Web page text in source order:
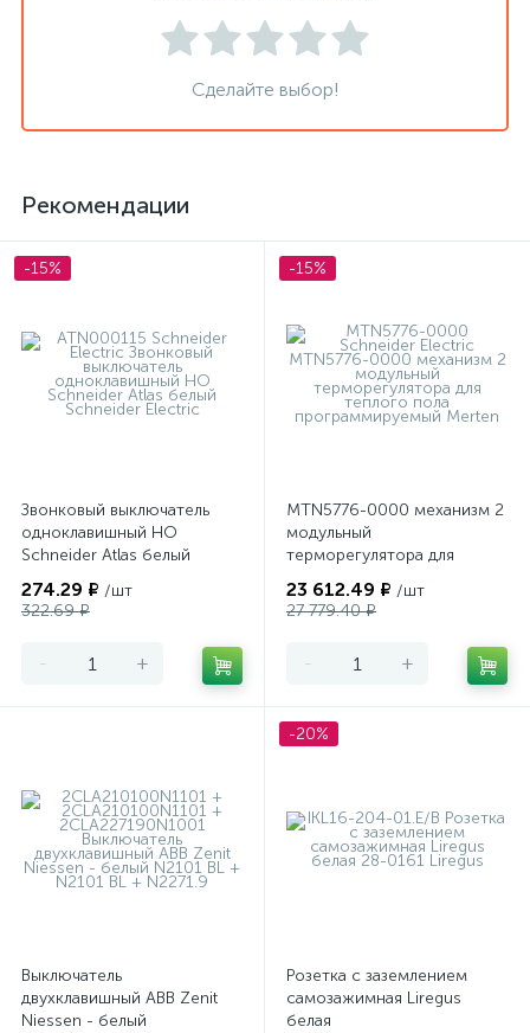
Сделайте выбор!
Рекомендации
-15%
Звонковый выключатель
одноклавишный НО
Schneider Atlas белый
274.29 ₽ /шт
322.69 ₽
- +
-15%
MTN5776-0000 механизм 2
модульный
терморегулятора для
программируемый Merten
23 612.49 ₽ /шт
27 779.40 ₽
- +
Выключатель
двухклавишный ABB Zenit
Niessen - белый
-20%
Розетка с заземлением
самозажимная Liregus
белая